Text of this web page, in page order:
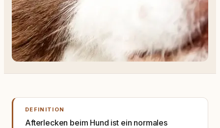
DEFINITION
Afterlecken beim Hund ist ein normales